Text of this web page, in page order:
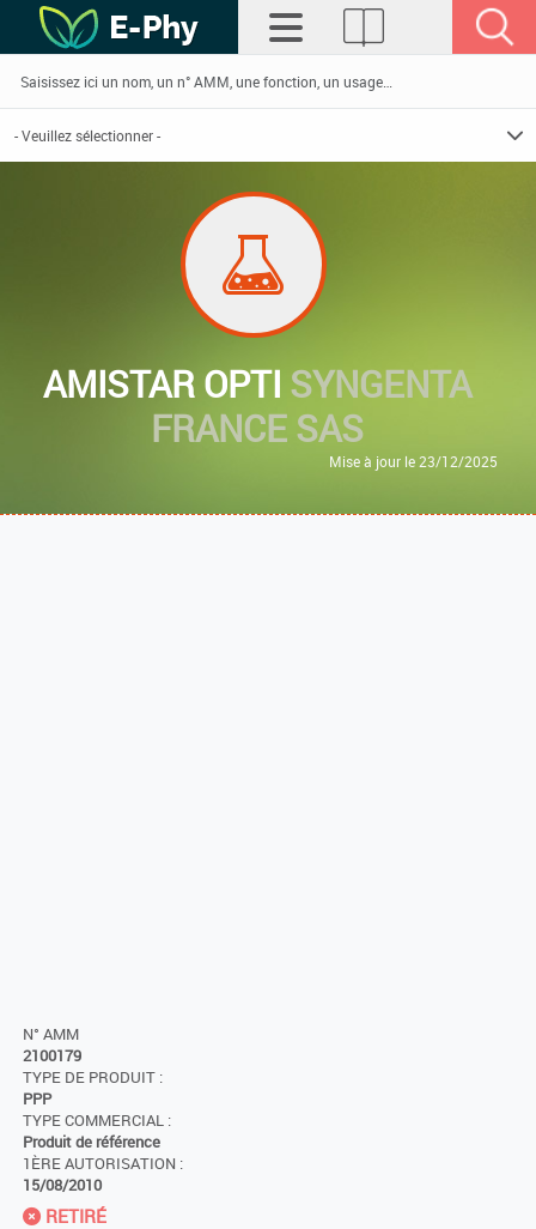
AMISTAR OPTI SYNGENTA
FRANCE SAS
Mise à jour le 23/12/2025
N° AMM
2100179
TYPE DE PRODUIT :
PPP
TYPE COMMERCIAL :
Produit de référence
1ÈRE AUTORISATION :
15/08/2010
RETIRÉ